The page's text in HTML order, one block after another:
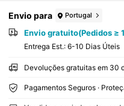
Envio para Portugal
Envio gratuito(Pedidos ≥
Entrega Est.: 6-10 Dias Úteis
Devoluções gratuitas em 30
Pagamentos Seguros ·